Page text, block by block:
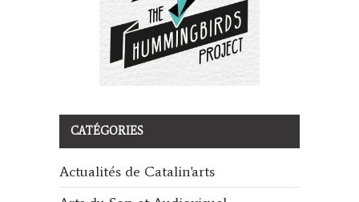
CATÉGORIES
Actualités de Catalin'arts